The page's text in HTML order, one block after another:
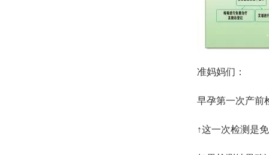
准妈妈们：
早孕第一次产前
↑这一次检测是